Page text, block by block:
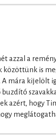
azzal a
közöttünk is
mára kijelölt
azért, hogy